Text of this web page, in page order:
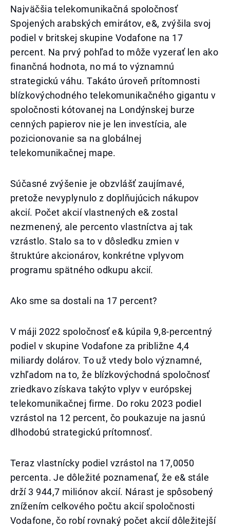
Najväčšia telekomunikačná spoločnosť
Spojených arabských emirátov, e&, zvýšila svoj
podiel v britskej skupine Vodafone na 17
percent. Na prvý pohľad to môže vyzerať len ako
finančná hodnota, no má to významnú
strategickú váhu. Takáto úroveň prítomnosti
blízkovýchodného telekomunikačného gigantu v
spoločnosti kótovanej na Londýnskej burze
cenných papierov nie je len investícia, ale
pozicionovanie sa na globálnej
telekomunikačnej mape.
Súčasné zvýšenie je obzvlášť zaujímavé,
pretože nevyplynulo z doplňujúcich nákupov
akcií. Počet akcií vlastnených e& zostal
nezmenený, ale percento vlastníctva aj tak
vzrástlo. Stalo sa to v dôsledku zmien v
štruktúre akcionárov, konkrétne vplyvom
programu spätného odkupu akcií.
Ako sme sa dostali na 17 percent?
V máji 2022 spoločnosť e& kúpila 9,8-percentný
podiel v skupine Vodafone za približne 4,4
miliardy dolárov. To už vtedy bolo významné,
vzhľadom na to, že blízkovýchodná spoločnosť
zriedkavo získava takýto vplyv v európskej
telekomunikačnej firme. Do roku 2023 podiel
vzrástol na 12 percent, čo poukazuje na jasnú
dlhodobú strategickú prítomnosť.
Teraz vlastnícky podiel vzrástol na 17,0050
percenta. Je dôležité poznamenať, že e& stále
drží 3 944,7 miliónov akcií. Nárast je spôsobený
znížením celkového počtu akcií spoločnosti
Vodafone, čo robí rovnaký počet akcií dôležitejší